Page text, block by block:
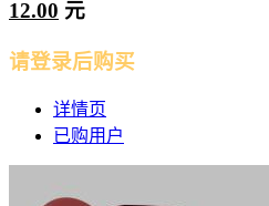
12.00 元
请登录后购买
详情页
已购用户